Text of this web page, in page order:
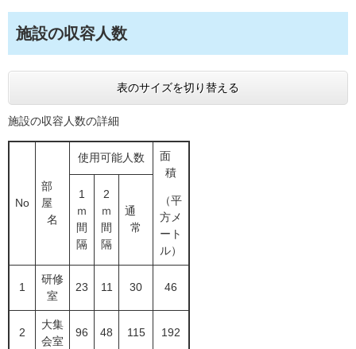
施設の収容人数
表のサイズを切り替える
施設の収容人数の詳細
No
部
屋
名
使用可能人数
面
積
（平
方メ
ート
ル）
1
ｍ
間
隔
2
ｍ
間
隔
通
常
1
研修
室
23 11 30 46
2
大集
会室
96 48 115 192